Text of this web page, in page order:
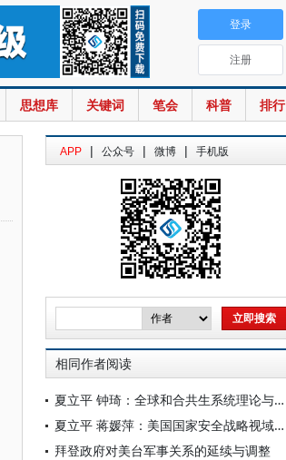
思想库 关键词 笔会 科普 排行
登录
注册
APP | 公众号 | 微博 | 手机版
相同作者阅读
夏立平 钟琦：全球和合共生系统理论与中国周边命运共同体
夏立平 蒋媛萍：美国国家安全战略视域下的外空新方略
拜登政府对美台军事关系的延续与调整